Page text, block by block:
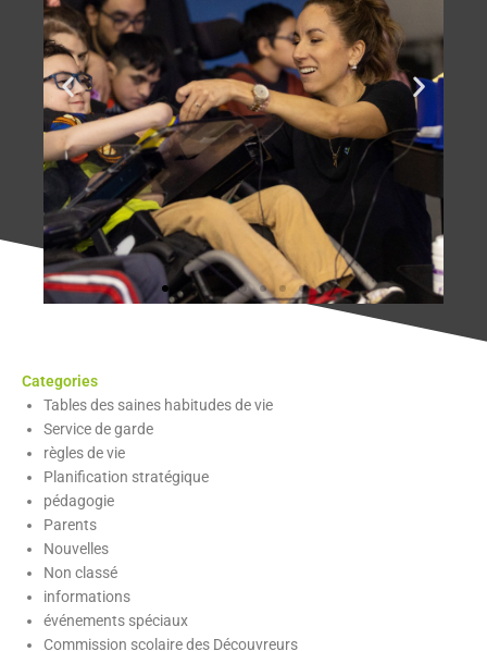
Categories
Tables des saines habitudes de vie
Service de garde
règles de vie
Planification stratégique
pédagogie
Parents
Nouvelles
Non classé
informations
événements spéciaux
Commission scolaire des Découvreurs